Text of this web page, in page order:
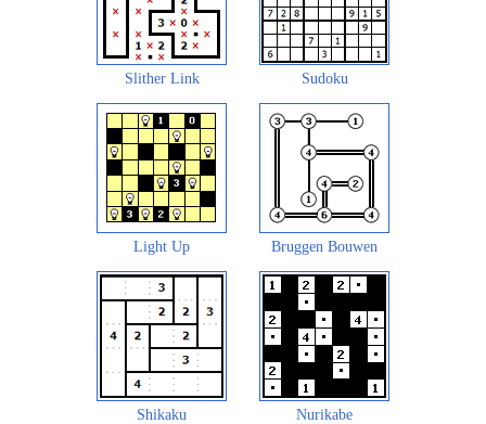
Slither Link Sudoku
Light Up Bruggen Bouwen
Shikaku Nurikabe